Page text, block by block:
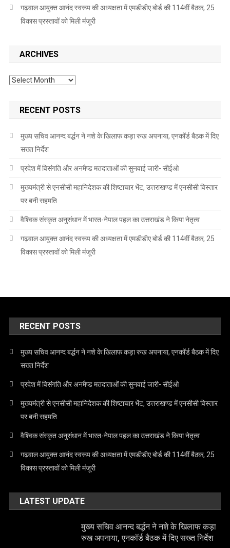
गढ़वाल आयुक्त आनंद स्वरूप की अध्यक्षता में एमडीडीए बोर्ड की 114वीं बैठक, 25
विकास प्रस्तावों को मिली मंजूरी
ARCHIVES
Archives
RECENT POSTS
मुख्य सचिव आनन्द बर्द्धन ने नशे के खिलाफ कड़ा रुख अपनाया, एनकॉर्ड बैठक में दिए
सख्त निर्देश
प्रदेश में विसंगति और अनमैप्ड मतदाताओं की सुनवाई जारी- सीईओ
मुख्यमंत्री से एनसीसी महानिदेशक की शिष्टाचार भेंट, उत्तराखण्ड में एनसीसी विस्तार
पर बनी सहमति
वैश्विक संस्कृत अनुसंधान में भारत-नेपाल पहल का उत्तराखंड ने किया नेतृत्व
गढ़वाल आयुक्त आनंद स्वरूप की अध्यक्षता में एमडीडीए बोर्ड की 114वीं बैठक, 25
विकास प्रस्तावों को मिली मंजूरी
RECENT POSTS
मुख्य सचिव आनन्द बर्द्धन ने नशे के खिलाफ कड़ा रुख अपनाया, एनकॉर्ड बैठक में दिए
सख्त निर्देश
प्रदेश में विसंगति और अनमैप्ड मतदाताओं की सुनवाई जारी- सीईओ
मुख्यमंत्री से एनसीसी महानिदेशक की शिष्टाचार भेंट, उत्तराखण्ड में एनसीसी विस्तार
पर बनी सहमति
वैश्विक संस्कृत अनुसंधान में भारत-नेपाल पहल का उत्तराखंड ने किया नेतृत्व
गढ़वाल आयुक्त आनंद स्वरूप की अध्यक्षता में एमडीडीए बोर्ड की 114वीं बैठक, 25
विकास प्रस्तावों को मिली मंजूरी
LATEST UPDATE
मुख्य सचिव आनन्द बर्द्धन ने नशे के खिलाफ कड़ा
रुख अपनाया, एनकॉर्ड बैठक में दिए सख्त निर्देश